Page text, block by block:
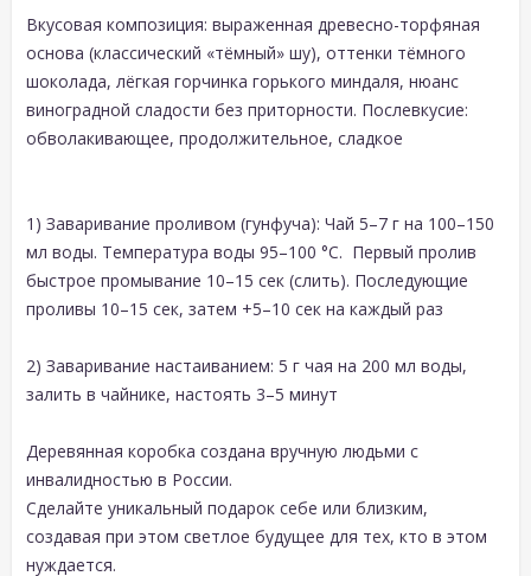
Вкусовая композиция: выраженная древесно-торфяная
основа (классический «тёмный» шу), оттенки тёмного
шоколада, лёгкая горчинка горького миндаля, нюанс
виноградной сладости без приторности. Послевкусие:
обволакивающее, продолжительное, сладкое
1) Заваривание проливом (гунфуча): Чай 5–7 г на 100–150
мл воды. Температура воды 95–100 °C. Первый пролив
быстрое промывание 10–15 сек (слить). Последующие
проливы 10–15 сек, затем +5–10 сек на каждый раз
2) Заваривание настаиванием: 5 г чая на 200 мл воды,
залить в чайнике, настоять 3–5 минут
Деревянная коробка создана вручную людьми с
инвалидностью в России.
Сделайте уникальный подарок себе или близким,
создавая при этом светлое будущее для тех, кто в этом
нуждается.